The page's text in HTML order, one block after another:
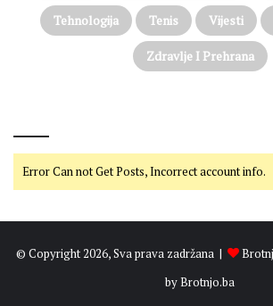
Tehnologija Tenis Vijesti
Zdravlje I Prehrana
Error Can not Get Posts, Incorrect account info.
© Copyright 2026, Sva prava zadržana |
byBrotnjo.ba